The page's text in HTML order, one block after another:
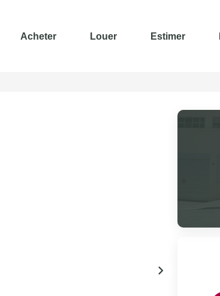
Acheter Louer Estimer